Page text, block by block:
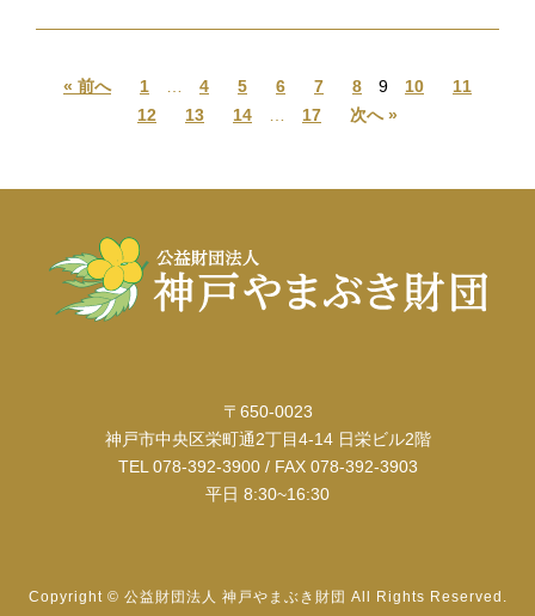
« 前へ 1 4 5 6 7 8 9 10
11
12
13 14 17 次へ »
〒650-0023
神戸市中央区栄町通2丁目4-14 日栄ビル2階
TEL 078-392-3900 / FAX 078-392-3903
平日 8:30~16:30
Copyright © 公益財団法人 神戸やまぶき財団 All Rights Reserved.